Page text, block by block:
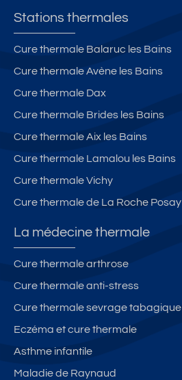
Stations thermales
Cure thermale Balaruc les Bains
Cure thermale Avène les Bains
Cure thermale Dax
Cure thermale Brides les Bains
Cure thermale Aix les Bains
Cure thermale Lamalou les Bains
Cure thermale Vichy
Cure thermale de La Roche Posay
La médecine thermale
Cure thermale arthrose
Cure thermale anti-stress
Cure thermale sevrage tabagique
Eczéma et cure thermale
Asthme infantile
Maladie de Raynaud